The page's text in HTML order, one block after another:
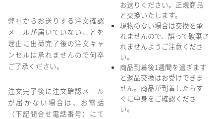
弊社からお送りする注文確認
メールが届いていないことを
理由に出荷完了後の注文キャ
ンセルは承れませんので何卒
ご了承ください。
注文完了後に注文確認メール
が届かない場合は、お電話
（下記問合せ電話番号）にて
お送りください。正規商品
と交換いたします。
現物のない場合は交換を承
れませんので、誤って破棄さ
れませんようご注意くださ
い。
商品到着後1週間を過ぎます
と返品交換はお受けできま
せん。商品が到着したらす
ぐに中身をご確認くださ
い。